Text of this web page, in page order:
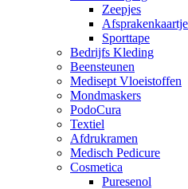
Zeepjes
Sporttape
Bedrijfs Kleding
Beensteunen
Medisept Vloeistoffen
Mondmaskers
PodoCura
Textiel
Afdrukramen
Medisch Pedicure
Cosmetica
Puresenol